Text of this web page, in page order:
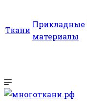
Ткани
Прикладные
материалы